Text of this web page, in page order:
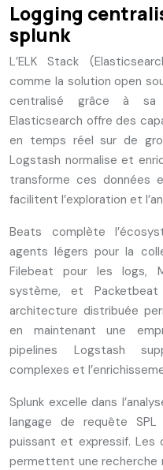
Logging
splunk
L’ELK Stack
comme la solution open
centralisé grâce à
Elasticsearch offre des
en temps réel sur de
Logstash normalise et
transforme ces données
facilitent l’exploration et
Beats complète
agents légers pour la
Filebeat pour les logs,
système, et
architecture distribuée
en maintenant une
pipelines Logstash
complexes et
Splunk excelle dans
langage de requête SPL
puissant et expressif. Les
permettent une